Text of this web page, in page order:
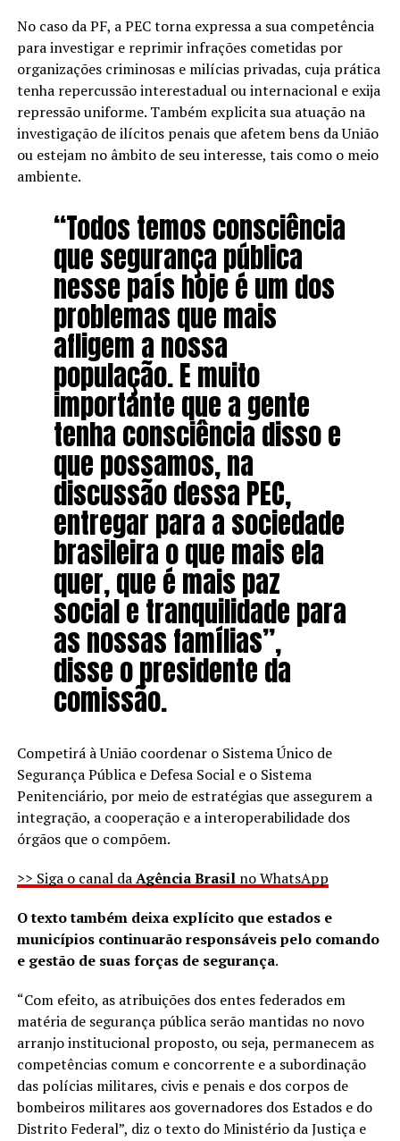
No caso da PF, a PEC torna expressa a sua competência
para investigar e reprimir infrações cometidas por
organizações criminosas e milícias privadas, cuja prática
tenha repercussão interestadual ou internacional e exija
repressão uniforme. Também explicita sua atuação na
investigação de ilícitos penais que afetem bens da União
ou estejam no âmbito de seu interesse, tais como o meio
ambiente.
“Todos temos consciência
que segurança pública
nesse país hoje é um dos
problemas que mais
afligem a nossa
população. E muito
importante que a gente
tenha consciência disso e
que possamos, na
discussão dessa PEC,
entregar para a sociedade
brasileira o que mais ela
quer, que é mais paz
social e tranquilidade para
as nossas famílias”,
disse o presidente da
comissão.
Competirá à União coordenar o Sistema Único de
Segurança Pública e Defesa Social e o Sistema
Penitenciário, por meio de estratégias que assegurem a
integração, a cooperação e a interoperabilidade dos
órgãos que o compõem.
>> Siga o canal daAgência Brasil no WhatsApp
O texto também deixa explícito que estados e
municípios continuarão responsáveis pelo comando
e gestão de suas forças de segurança.
“Com efeito, as atribuições dos entes federados em
matéria de segurança pública serão mantidas no novo
arranjo institucional proposto, ou seja, permanecem as
competências comum e concorrente e a subordinação
das polícias militares, civis e penais e dos corpos de
bombeiros militares aos governadores dos Estados e do
Distrito Federal”, diz o texto do Ministério da Justiça e